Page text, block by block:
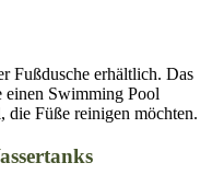
Fußdusche erhältlich. Das
einen Swimming Pool
die Füße reinigen möchten.